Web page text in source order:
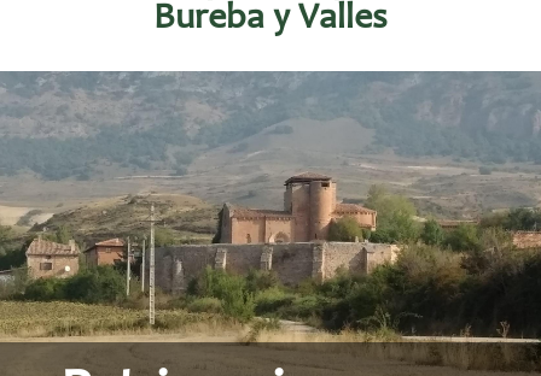
Bureba y Valles